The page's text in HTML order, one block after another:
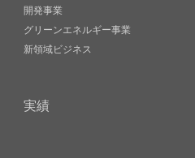
開発事業
グリーンエネルギー事業
新領域ビジネス
実績